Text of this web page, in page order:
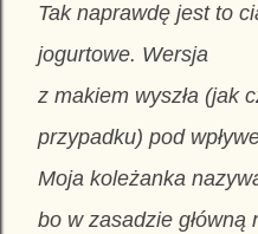
Tak naprawdę jest to
jogurtowe. Wersja
z makiem wyszła (jak
przypadku) pod
Moja koleżanka
bo w zasadzie główną